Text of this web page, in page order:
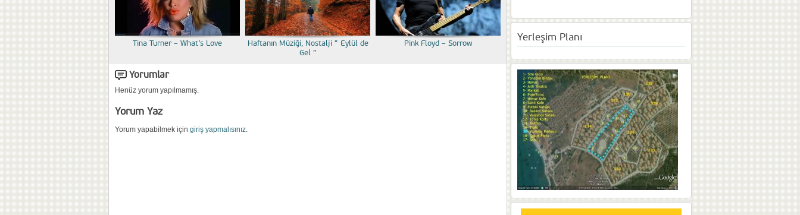
Tina Turner – What’s Love
Haftanın Müziği, Nostalji ” Eylül de
Gel ”
Pink Floyd – Sorrow
Yorumlar
Henüz yorum yapılmamış.
Yorum Yaz
Yorum yapabilmek için giriş yapmalısınız
Yerleşim Planı